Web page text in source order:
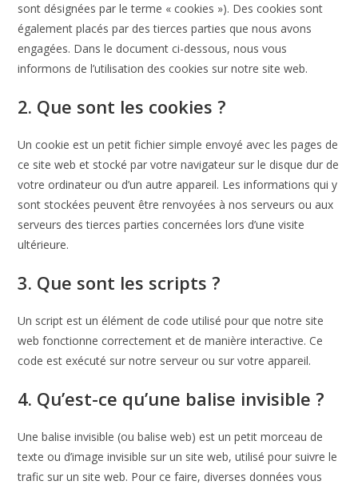
sont désignées par le terme « cookies »). Des cookies sont
également placés par des tierces parties que nous avons
engagées. Dans le document ci-dessous, nous vous
informons de l’utilisation des cookies sur notre site web.
2. Que sont les cookies ?
Un cookie est un petit fichier simple envoyé avec les pages de
ce site web et stocké par votre navigateur sur le disque dur de
votre ordinateur ou d’un autre appareil. Les informations qui y
sont stockées peuvent être renvoyées à nos serveurs ou aux
serveurs des tierces parties concernées lors d’une visite
ultérieure.
3. Que sont les scripts ?
Un script est un élément de code utilisé pour que notre site
web fonctionne correctement et de manière interactive. Ce
code est exécuté sur notre serveur ou sur votre appareil.
4. Qu’est-ce qu’une balise invisible ?
Une balise invisible (ou balise web) est un petit morceau de
texte ou d’image invisible sur un site web, utilisé pour suivre le
trafic sur un site web. Pour ce faire, diverses données vous